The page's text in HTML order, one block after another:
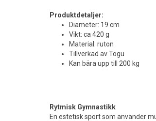
Produktdetaljer:
Diameter: 19 cm
Vikt: ca 420 g
Material: ruton
Tillverkad av Togu
Kan bära upp till 200 kg
Rytmisk Gymnastikk
En estetisk sport som använder